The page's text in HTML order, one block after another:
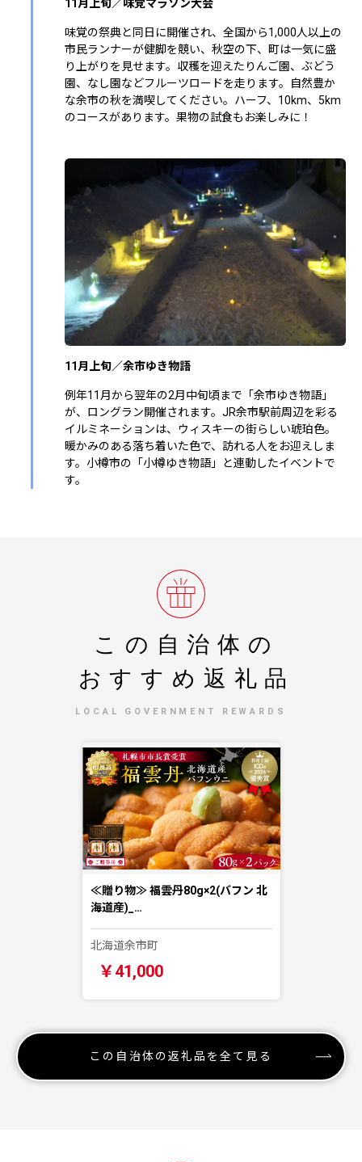
11月上旬／味覚マラソン大会
味覚の祭典と同日に開催され、全国から1,000人以上の
市民ランナーが健脚を競い、秋空の下、町は一気に盛
り上がりを見せます。収穫を迎えたりんご園、ぶどう
園、なし園などフルーツロードを走ります。自然豊か
な余市の秋を満喫してください。ハーフ、10km、5km
のコースがあります。果物の試食もお楽しみに！
11月上旬／余市ゆき物語
例年11月から翌年の2月中旬頃まで「余市ゆき物語」
が、ロングラン開催されます。JR余市駅前周辺を彩る
イルミネーションは、ウィスキーの街らしい琥珀色。
暖かみのある落ち着いた色で、訪れる人をお迎えしま
す。小樽市の「小樽ゆき物語」と連動したイベントで
す。
この自治体の
おすすめ返礼品
LOCAL GOVERNMENT REWARDS
≪贈り物≫ 福雲丹80g×2(バフン 北
海道産)_…
北海道余市町
￥41,000
この自治体の返礼品を全て見る